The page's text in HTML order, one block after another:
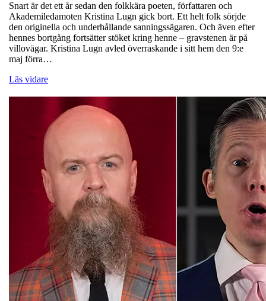
Snart är det ett år sedan den folkkära poeten, författaren och
Akademiledamoten Kristina Lugn gick bort. Ett helt folk sörjde
den originella och underhållande sanningssägaren. Och även efter
hennes bortgång fortsätter stöket kring henne – gravstenen är på
villovägar. Kristina Lugn avled överraskande i sitt hem den 9:e
maj förra…
Läs vidare